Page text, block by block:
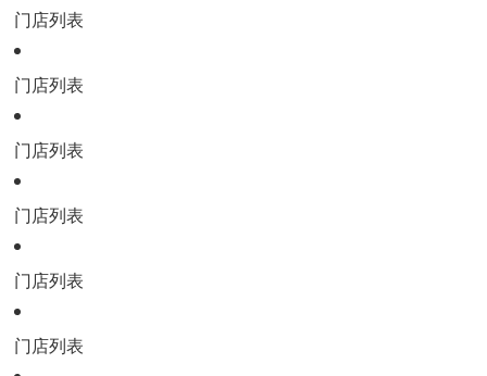
门店列表
门店列表
门店列表
门店列表
门店列表
门店列表